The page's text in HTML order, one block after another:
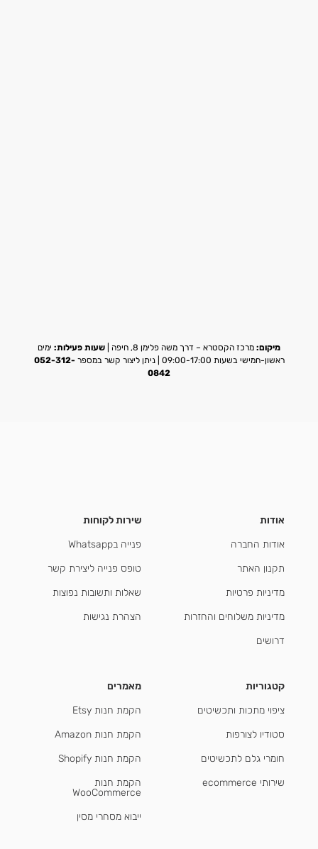
מיקום: מרכז הקסטרא – דרך משה פלימן 8, חיפה | שעות פעילות: ימים
ראשון-חמישי בשעות 09:00-17:00 | ניתן ליצור קשר במספר
052-312-
0842
אודות
אודות החברה
תקנון האתר
מדיניות פרטיות
מדיניות משלוחים והחזרות
דרושים
שירות לקוחות
פנייה בWhatsapp
טופס פנייה ליצירת קשר
שאלות ותשובות נפוצות
הצהרת נגישות
קטגוריות
ציפוי מתכות ותכשיטים
סטודיו לצורפות
חומרי גלם לתכשיטים
שירותי ecommerce
מאמרים
הקמת חנות Etsy
הקמת חנות Amazon
הקמת חנות Shopify
הקמת חנות
WooCommerce
ייבוא מסחרי מסין